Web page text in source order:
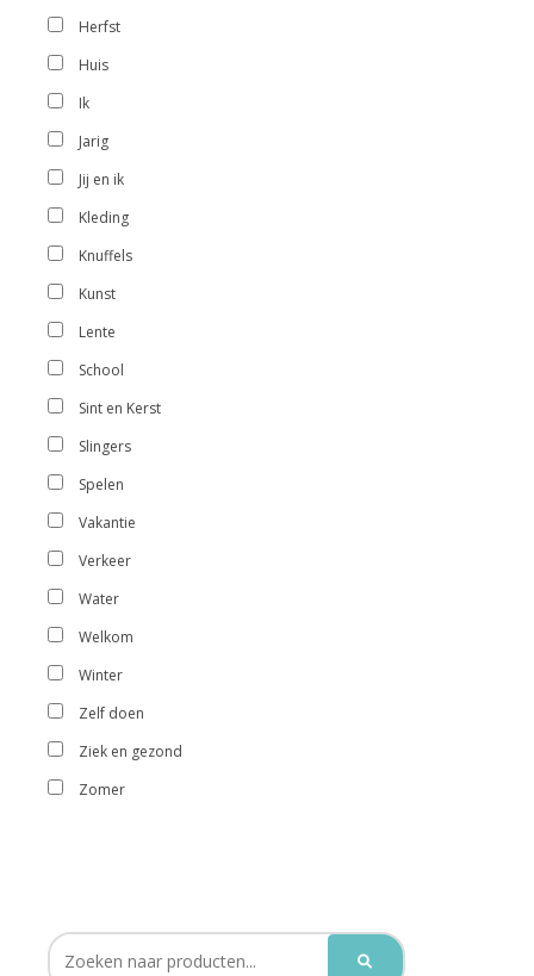
Herfst
Huis
Ik
Jarig
Jij en ik
Kleding
Knuffels
Kunst
Lente
School
Sint en Kerst
Slingers
Spelen
Vakantie
Verkeer
Water
Welkom
Winter
Zelf doen
Ziek en gezond
Zomer